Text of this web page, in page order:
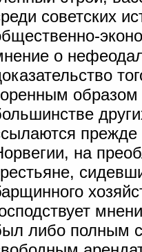
советских
о
образом
прежде
на
либо полным